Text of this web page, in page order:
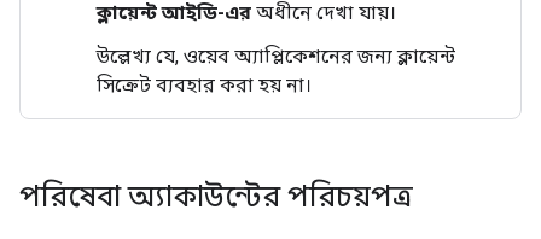
ক্লায়েন্ট আইডি-এর অধীনে দেখা যায়।
উল্লেখ্য যে, ওয়েব অ্যাপ্লিকেশনের জন্য ক্লায়েন্ট
সিক্রেট ব্যবহার করা হয় না।
পরিষেবা অ্যাকাউন্টের পরিচয়পত্র